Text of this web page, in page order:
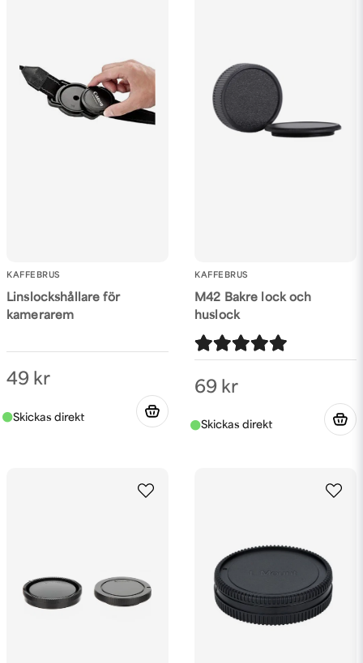
KAFFEBRUS
Linslockshållare för
kamerarem
49 kr
KAFFEBRUS
M42 Bakre lock och
huslock
69 kr